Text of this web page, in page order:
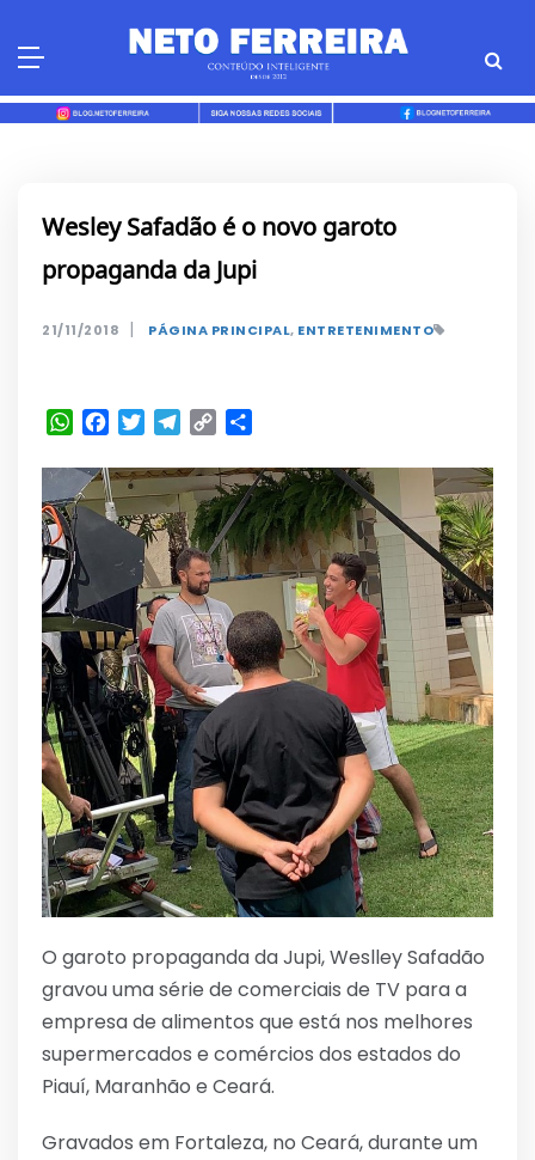
Wesley Safadão é o novo garoto
propaganda da Jupi
21/11/2018 | PÁGINA PRINCIPAL, ENTRETENIMENTO
WhatsApp
Facebook
TwitterTelegram
Copy
O garoto propaganda da Jupi, Weslley Safadão
gravou uma série de comerciais de TV para a
empresa de alimentos que está nos melhores
supermercados e comércios dos estados do
Piauí, Maranhão e Ceará.
Gravados em Fortaleza, no Ceará, durante um